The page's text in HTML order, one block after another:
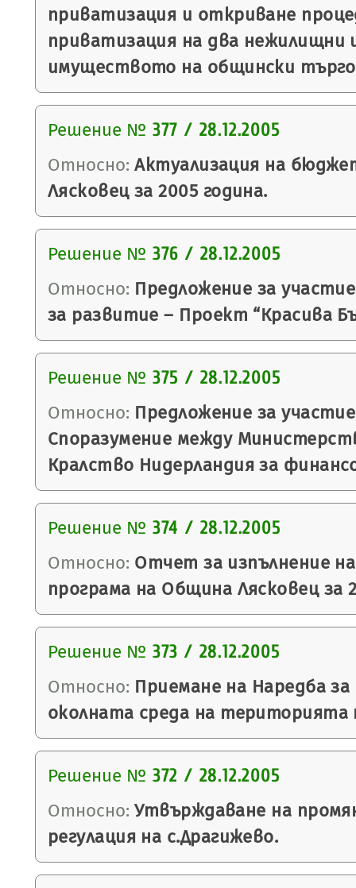
приватизация и откриване
приватизация на два нежилищни
имуществото на общински
Решение № 377 / 28.12.2005
Относно: Актуализация на
Лясковец за 2005 година.
Решение № 376 / 28.12.2005
Относно: Предложение за
за развитие – Проект “Красива
Решение № 375 / 28.12.2005
Относно: Предложение за
Споразумение между
Кралство Нидерландия за
Решение № 374 / 28.12.2005
Относно: Отчет за изпълнение
програма на Община Лясковец за
Решение № 373 / 28.12.2005
Относно: Приемане на Наредба за
околната среда на територията
Решение № 372 / 28.12.2005
Относно: Утвърждаване на
регулация на с.Драгижево.